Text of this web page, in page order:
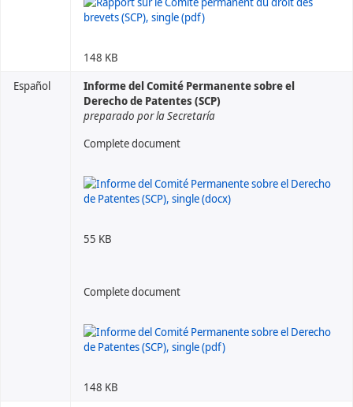
148 KB
Español
Informe del Comité Permanente sobre el
Derecho de Patentes (SCP)
preparado por la Secretaría
Complete document
55 KB
Complete document
148 KB